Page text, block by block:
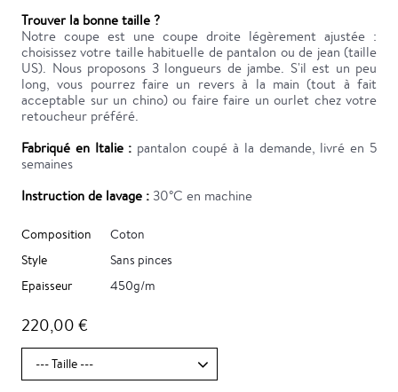
Trouver la bonne taille ?
Notre coupe est une coupe droite légèrement ajustée :
choisissez votre taille habituelle de pantalon ou de jean (taille
US). Nous proposons 3 longueurs de jambe. S'il est un peu
long, vous pourrez faire un revers à la main (tout à fait
acceptable sur un chino) ou faire faire un ourlet chez votre
retoucheur préféré.
Fabriqué en Italie : pantalon coupé à la demande, livré en 5
semaines
Instruction de lavage : 30°C en machine
Composition
Coton
Style
Sans pinces
Epaisseur
450g/m
220,00 €